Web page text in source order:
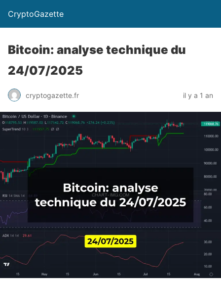
CryptoGazette
Bitcoin: analyse technique du
24/07/2025
cryptogazette.fr il y a 1 an